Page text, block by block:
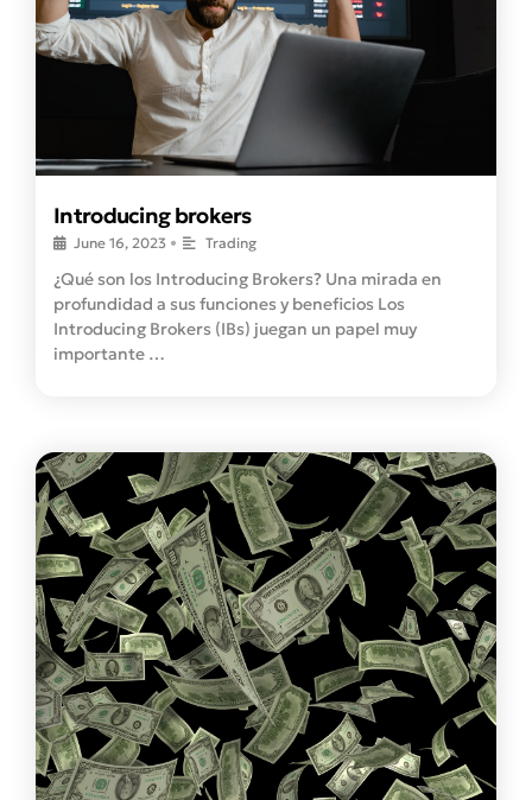
Introducing brokers
June 16, 2023 • Trading
¿Qué son los Introducing Brokers? Una mirada en
profundidad a sus funciones y beneficios Los
Introducing Brokers (IBs) juegan un papel muy
importante …